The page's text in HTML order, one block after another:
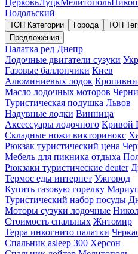
Подольский
ТОП Категории Города ТОП
Предложения
Палатка ред Днепр
Лодочные двигатели сузуки
Газовые баллончики Киев
Алюминиевых лодок
Масло лодочных моторов
Туристическая подушка Львов
Надувные лодки Винница
Аксессуары лодочного Кривой
Складные ножи викторинокс
Рюкзак туристический цена
Мебель для пикника отдыха
Рюкзаки туристические deuter
Термос еды интернет Ужгород
Купить газовую горелку
Туристический набор посуды
Моторы сузуки лодочные
Стоимость спальных Житомир
Терра инкогнито палатки
Спальник asleep 300 Херсон